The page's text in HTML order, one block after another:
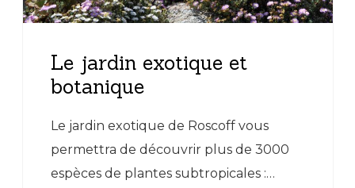
Le jardin exotique et
botanique
Le jardin exotique de Roscoff vous
permettra de découvrir plus de 3000
espèces de plantes subtropicales :